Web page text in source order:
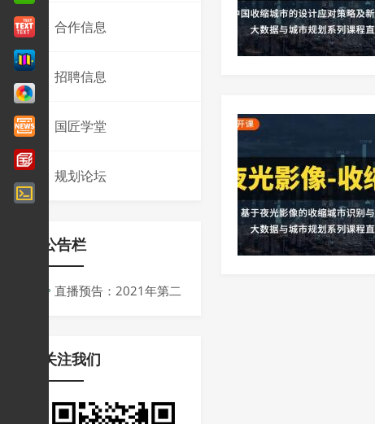
合作信息
招聘信息
国匠学堂
规划论坛
公告栏
直播预告：2021年第二
挑战与应对
关注我们